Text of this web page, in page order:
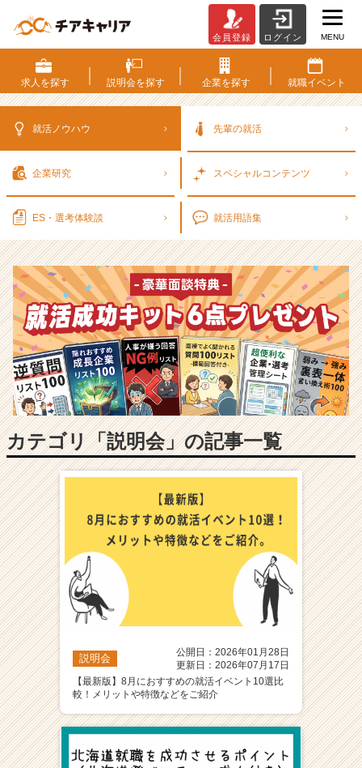
考
対
策・
ウ
ベ
ン
チ
ャ
ー・
成
長
企
業
か
ら
ス
カ
が
届
キ
リ
（C
会員登録 ログイン MENU
求人を探す 説明会を探す 企業を探す 就職イベント
就活ノウハウ 先輩の就活
企業研究 スペシャルコンテンツ
ES・選考体験談 就活用語集
カテゴリ「説明会」の記事一覧
説明会
公開日：2026年01月28日
更新日：2026年07月17日
【最新版】8月におすすめの就活イベント10選比
較！メリットや特徴などをご紹介